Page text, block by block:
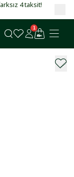
4 taksit!
1